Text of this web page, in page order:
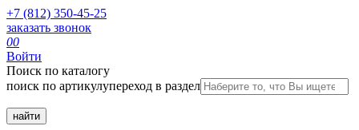
+7 (812) 350-45-25
заказать звонок
00
Войти
Поиск по каталогу
поиск по артикулупереход в раздел